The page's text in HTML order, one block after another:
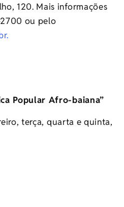
120. Mais informações
ou pelo
.
Popular Afro-baiana”
terça, quarta e quinta,